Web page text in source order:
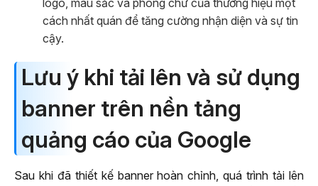
logo, màu sắc và phông chữ của thương hiệu một
cách nhất quán để tăng cường nhận diện và sự tin
cậy.
Lưu ý khi tải lên và sử dụng
banner trên nền tảng
quảng cáo của Google
Sau khi đã thiết kế banner hoàn chỉnh, quá trình tải lên